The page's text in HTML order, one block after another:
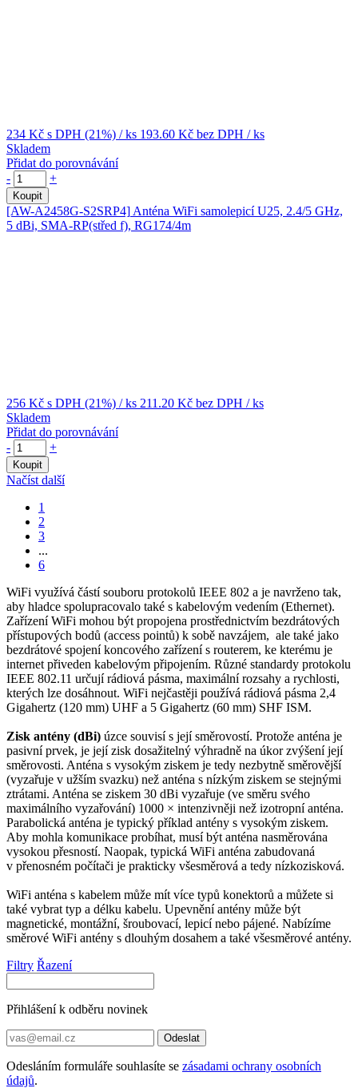
234 Kč s DPH (21%) / ks 193.60 Kč bez DPH / ks
Skladem
Přidat do porovnávání
-
+
Koupit
[AW-A2458G-S2SRP4] Anténa WiFi samolepicí U25, 2.4/5 GHz,
5 dBi, SMA-RP(střed f), RG174/4m
256 Kč s DPH (21%) / ks 211.20 Kč bez DPH / ks
Skladem
Přidat do porovnávání
-
+
Koupit
Načíst další
1
2
3
...
6
WiFi využívá částí souboru protokolů IEEE 802 a je navrženo tak,
aby hladce spolupracovalo také s kabelovým vedením (Ethernet).
ZařízeníWiFi mohou být propojena prostřednictvím bezdrátových
přístupových bodů (access pointů) k sobě navzájem, ale také jako
bezdrátové spojení koncového zařízení s routerem, ke kterému je
internet přiveden kabelovým připojením. Různé standardy protokolu
IEEE 802.11 určují rádiová pásma, maximální rozsahy a rychlosti,
kterých lze dosáhnout. WiFi nejčastěji používá rádiová pásma 2,4
Gigahertz (120 mm) UHF a 5 Gigahertz (60 mm) SHF ISM.
Zisk antény (dBi) úzce souvisí s její směrovostí. Protože anténa je
pasivní prvek, je její zisk dosažitelný výhradně na úkor zvýšení její
směrovosti. Anténa s vysokým ziskem je tedy nezbytně směrovější
(vyzařuje v užším svazku) než anténa s nízkým ziskem se stejnými
ztrátami. Anténa se ziskem 30 dBi vyzařuje (ve směru svého
maximálního vyzařování) 1000 × intenzivněji než izotropní anténa.
Parabolická anténa je typický příklad antény s vysokým ziskem.
Aby mohla komunikace probíhat, musí být anténa nasměrována
vysokou přesností. Naopak, typická WiFi anténa zabudovaná
v přenosném počítači je prakticky všesměrová a tedy nízkozisková.
WiFi anténa s kabelem může mít více typů konektorů a můžete si
také vybrat typ a délku kabelu. Upevněníantény může být
magnetické, montážní, šroubovací, lepicí nebo pájené. Nabízíme
směrové WiFi antény s dlouhým dosahem a také všesměrové antény.
Filtry Řazení
Přihlášení k odběru novinek
Odeslat
Odesláním formuláře souhlasíte se zásadami ochrany osobních
údajů.